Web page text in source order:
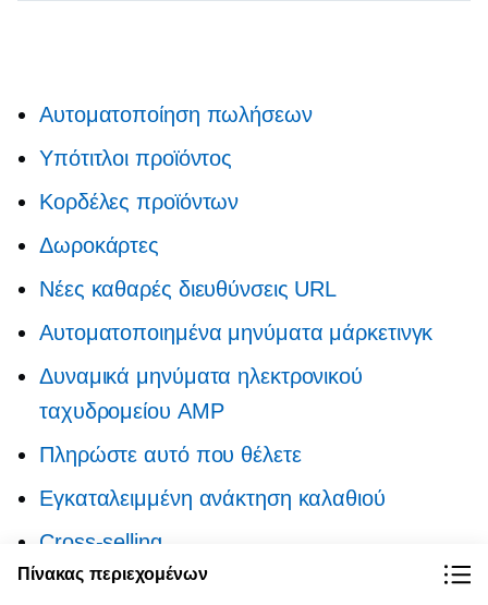
Αυτοματοποίηση πωλήσεων
Υπότιτλοι προϊόντος
Κορδέλες προϊόντων
Δωροκάρτες
Νέες καθαρές διευθύνσεις URL
Αυτοματοποιημένα μηνύματα μάρκετινγκ
Δυναμικά μηνύματα ηλεκτρονικού
ταχυδρομείου AMP
Πληρώστε αυτό που θέλετε
Εγκαταλειμμένη ανάκτηση καλαθιού
Cross-selling
Παρακολούθηση παραγγελιών Apple Wallet
Πίνακας περιεχομένων